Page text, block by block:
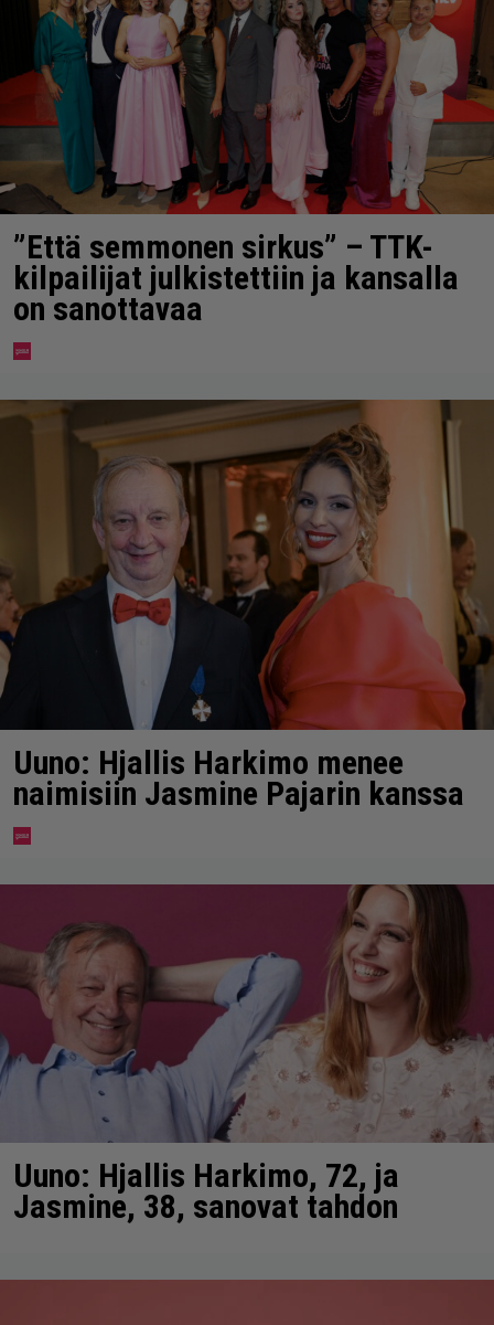
”Että semmonen sirkus” – TTK-
kilpailijat julkistettiin ja kansalla
on sanottavaa
Uuno: Hjallis Harkimo menee
naimisiin Jasmine Pajarin kanssa
Uuno: Hjallis Harkimo, 72, ja
Jasmine, 38, sanovat tahdon